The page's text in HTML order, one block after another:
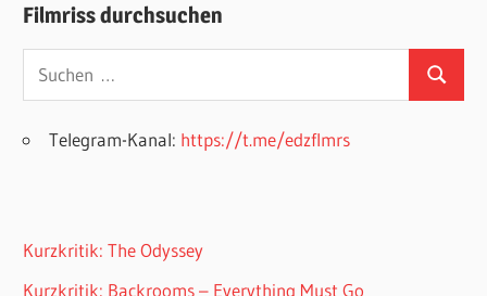
Filmriss durchsuchen
Suchen
nach:
Suchen
Telegram-Kanal: https://t.me/edzflmrs
Kurzkritik: The Odyssey
Kurzkritik: Backrooms – Everything Must Go